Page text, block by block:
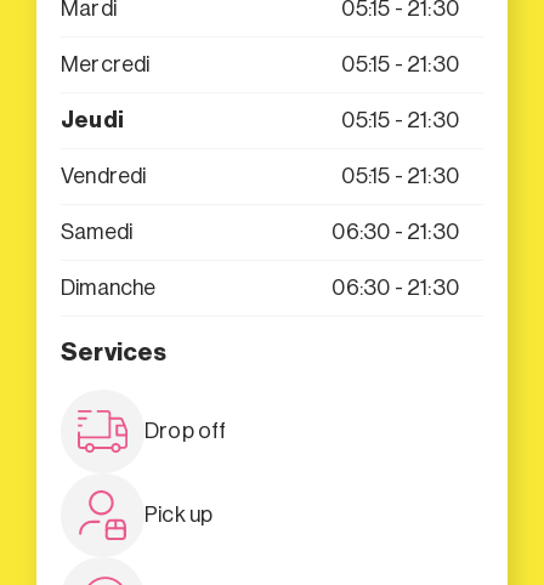
Mardi 05:15 - 21:30
Mercredi 05:15 - 21:30
Jeudi 05:15 - 21:30
Vendredi 05:15 - 21:30
Samedi 06:30 - 21:30
Dimanche 06:30 - 21:30
Services
Drop off
Pick up